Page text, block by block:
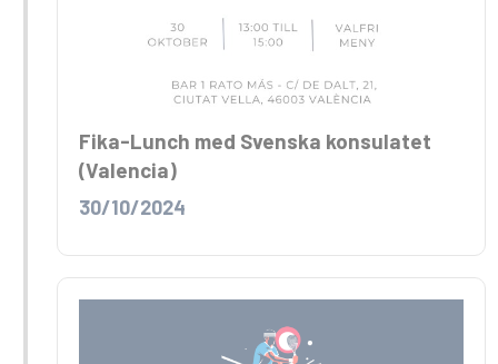
Fika-Lunch med Svenska konsulatet
(Valencia)
30/10/2024